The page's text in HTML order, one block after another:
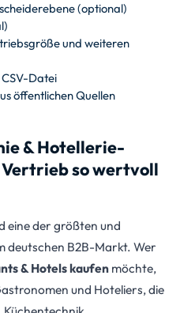
(optional)
und weiteren
Datei
öffentlichen Quellen
& Hotellerie-
so wertvoll
eine der größten und
deutschen B2B-Markt. Wer
& Hotels kaufen möchte,
und Hoteliers, die